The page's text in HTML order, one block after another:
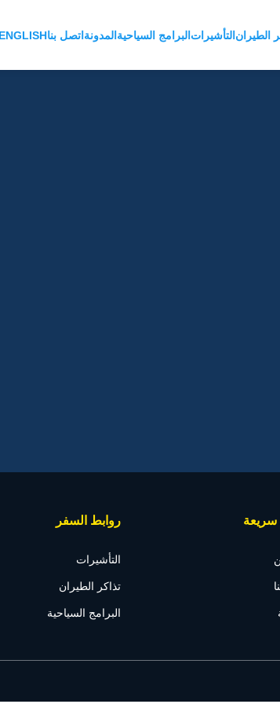
الطيرانالتأشيراتالبرامج السياحيةالمدونةاتصل بناENGLISH
سريعة روابط السفر
التأشيرات
تذاكر الطيران
البرامج السياحية